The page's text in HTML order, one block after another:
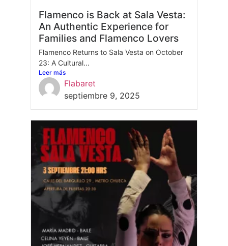
Flamenco is Back at Sala Vesta:
An Authentic Experience for
Families and Flamenco Lovers
Flamenco Returns to Sala Vesta on October
23: A Cultural...
Leer más
Flabaret
septiembre 9, 2025